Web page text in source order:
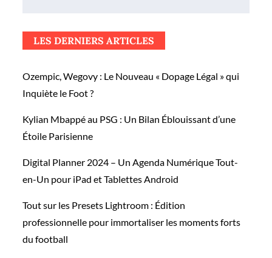
LES DERNIERS ARTICLES
Ozempic, Wegovy : Le Nouveau « Dopage Légal » qui
Inquiète le Foot ?
Kylian Mbappé au PSG : Un Bilan Éblouissant d’une
Étoile Parisienne
Digital Planner 2024 – Un Agenda Numérique Tout-
en-Un pour iPad et Tablettes Android
Tout sur les Presets Lightroom : Édition
professionnelle pour immortaliser les moments forts
du football